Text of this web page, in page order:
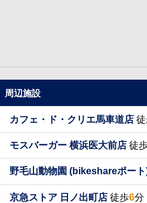
周辺施設
カフェ・ド・クリエ馬車道店
モスバーガー 横浜医大前店 徒
野毛山動物園 (bikeshareポー
京急ストア 日ノ出町店 徒歩6分